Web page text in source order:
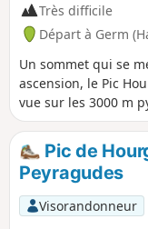
Très difficile
Départ à Germ
Un sommet qui se
ascension, le Pic
vue sur les 3000 m
passant par des
fois la station de
sur les chemins. Il
Pic de
Peyragudes
Visorandonneur